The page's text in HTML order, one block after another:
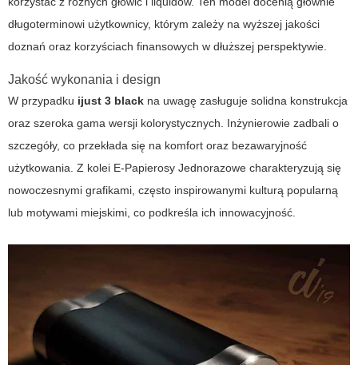
długoterminowi użytkownicy, którym zależy na wyższej jakości
doznań oraz korzyściach finansowych w dłuższej perspektywie.
Jakość wykonania i design
W przypadku ijust 3 black na uwagę zasługuje solidna konstrukcja
oraz szeroka gama wersji kolorystycznych. Inżynierowie zadbali o
szczegóły, co przekłada się na komfort oraz bezawaryjność
użytkowania. Z kolei E-Papierosy Jednorazowe charakteryzują się
nowoczesnymi grafikami, często inspirowanymi kulturą popularną
lub motywami miejskimi, co podkreśla ich innowacyjność.